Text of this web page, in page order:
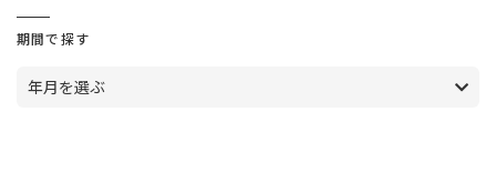
期間で探す
年月を選ぶ